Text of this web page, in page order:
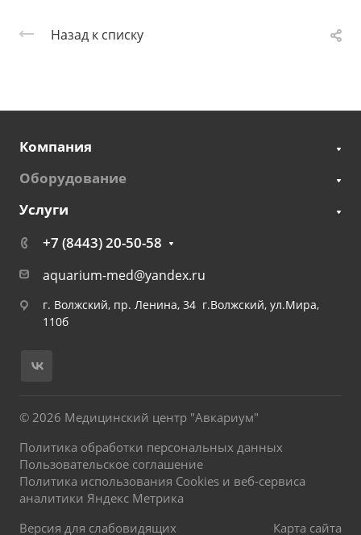
Назад к списку
Компания
Оборудование
Услуги
+7 (8443) 20-50-58
aquarium-med@yandex.ru
г. Волжский, пр. Ленина, 34 г.Волжский, ул.Мира,
110б
© 2026 Медицинский центр "Авкариум"
Политика обработки персональных данных
Пользовательское соглашение
Политика использования Cookies и веб-сервиса
аналитики Яндекс Метрика
Версия для слабовидящих
Карта сайта